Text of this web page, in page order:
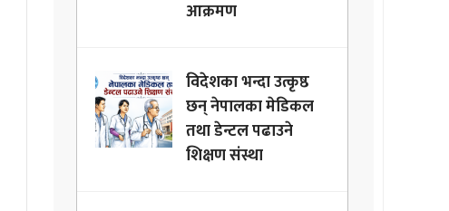
आक्रमण
विदेशका भन्दा उत्कृष्ठ
छन् नेपालका मेडिकल
तथा डेन्टल पढाउने
शिक्षण संस्था